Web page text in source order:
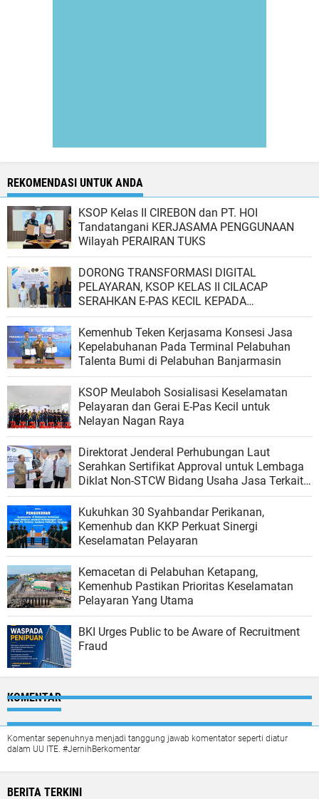
REKOMENDASI UNTUK ANDA
KSOP Kelas II CIREBON dan PT. HOI
Tandatangani KERJASAMA PENGGUNAAN
Wilayah PERAIRAN TUKS
DORONG TRANSFORMASI DIGITAL
PELAYARAN, KSOP KELAS II CILACAP
SERAHKAN E-PAS KECIL KEPADA
MASYARAKAT MARITIM
Kemenhub Teken Kerjasama Konsesi Jasa
Kepelabuhanan Pada Terminal Pelabuhan
Talenta Bumi di Pelabuhan Banjarmasin
KSOP Meulaboh Sosialisasi Keselamatan
Pelayaran dan Gerai E-Pas Kecil untuk
Nelayan Nagan Raya
Direktorat Jenderal Perhubungan Laut
Serahkan Sertifikat Approval untuk Lembaga
Diklat Non-STCW Bidang Usaha Jasa Terkait
Angkutan di Perairan
Kukuhkan 30 Syahbandar Perikanan,
Kemenhub dan KKP Perkuat Sinergi
Keselamatan Pelayaran
Kemacetan di Pelabuhan Ketapang,
Kemenhub Pastikan Prioritas Keselamatan
Pelayaran Yang Utama
BKI Urges Public to be Aware of Recruitment
Fraud
KOMENTAR
Komentar sepenuhnya menjadi tanggung jawab komentator seperti diatur
dalam UU ITE. #JernihBerkomentar
BERITA TERKINI